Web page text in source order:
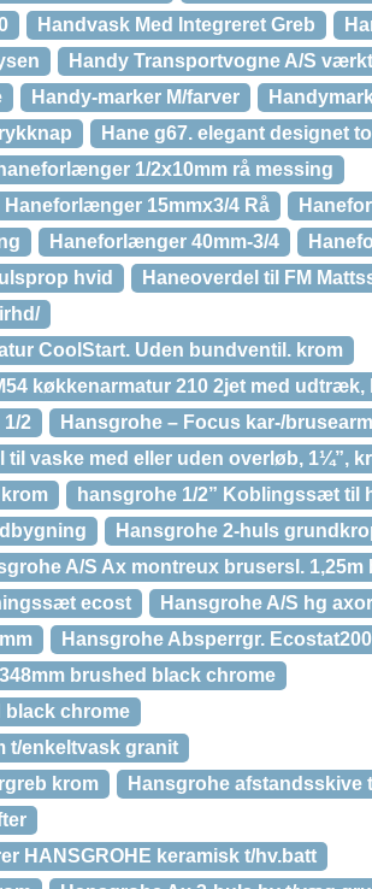
Handvask Med Integreret Greb
Handy Transportvogne A/S
Handy-marker M/farver
Hane g67. elegant designet
haneforlænger 1/2x10mm rå messing
Haneforlænger 15mmx3/4 Rå
Haneforlænger 40mm-3/4
hvid
Haneoverdel til FM
CoolStart. Uden bundventil. krom
køkkenarmatur 210 2jet med udtræk,
2
Hansgrohe – Focus kar-/
vaske med eller uden overløb, 1¼”,
hansgrohe 1/2” Koblingssæt til
Hansgrohe 2-huls
A/S Ax montreux brusersl. 1,25m
ecost
Hansgrohe A/S hg
Hansgrohe Absperrgr.
brushed black chrome
black chrome
t/enkeltvask granit
krom
Hansgrohe afstandsskive
HANSGROHE keramisk t/hv.batt